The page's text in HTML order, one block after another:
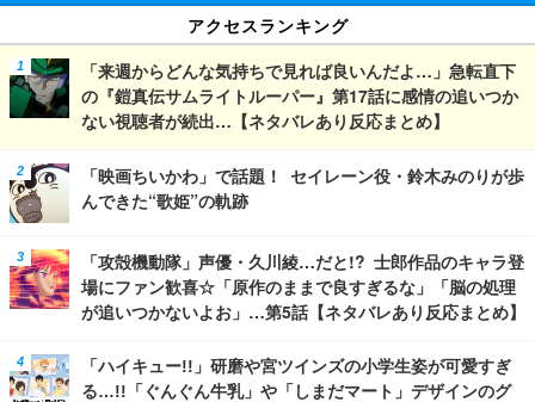
アクセスランキング
「来週からどんな気持ちで見れば良いんだよ…」急転直下
の『鎧真伝サムライトルーパー』第17話に感情の追いつか
ない視聴者が続出…【ネタバレあり反応まとめ】
「映画ちいかわ」で話題！ セイレーン役・鈴木みのりが歩
んできた“歌姫”の軌跡
「攻殻機動隊」声優・久川綾…だと!? 士郎作品のキャラ登
場にファン歓喜☆「原作のままで良すぎるな」「脳の処理
が追いつかないよお」…第5話【ネタバレあり反応まとめ】
「ハイキュー!!」研磨や宮ツインズの小学生姿が可愛すぎ
る…!!「ぐんぐん牛乳」や「しまだマート」デザインのグ